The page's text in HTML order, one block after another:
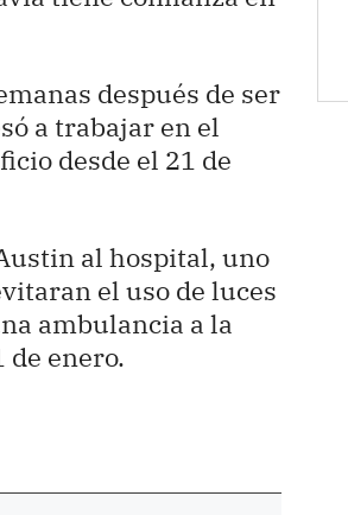
después de ser
a trabajar en el
desde el 21 de
al hospital, uno
el uso de luces
ambulancia a la
enero.